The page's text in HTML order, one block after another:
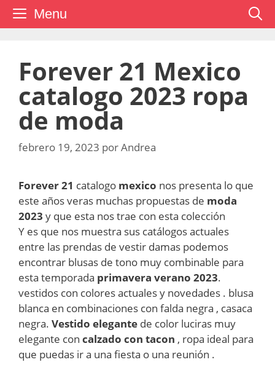
Saltar Menu
Forever 21 Mexico
catalogo 2023 ropa
de moda
febrero 19, 2023 porAndrea
Forever 21 catalogo mexico nos presenta lo que
este años veras muchas propuestas de moda
2023 y que esta nos trae con esta colección
Y es que nos muestra sus catálogos actuales
entre las prendas de vestir damas podemos
encontrar blusas de tono muy combinable para
esta temporada primavera verano 2023.
vestidos con colores actuales y novedades . blusa
blanca en combinaciones con falda negra , casaca
negra. Vestido elegante de color luciras muy
elegante con calzado con tacon , ropa ideal para
que puedas ir a una fiesta o una reunión .